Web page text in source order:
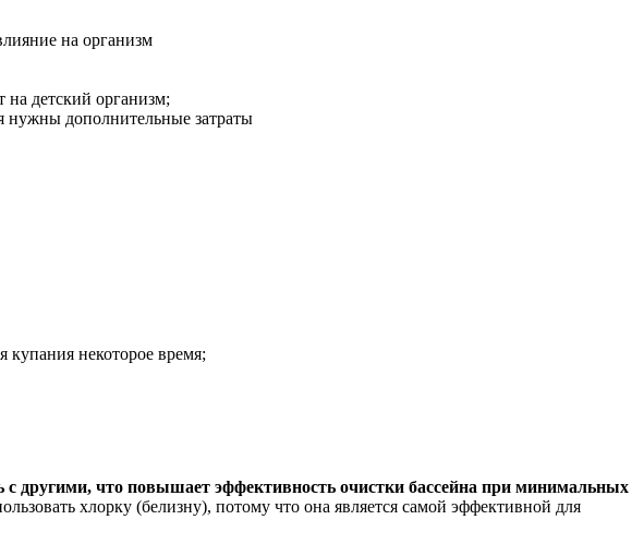
на организм
на детский организм;
нужны дополнительные затраты
купания некоторое время;
другими, что повышает эффективность очистки бассейна при минимальных
хлорку (белизну), потому что она является самой эффективной для